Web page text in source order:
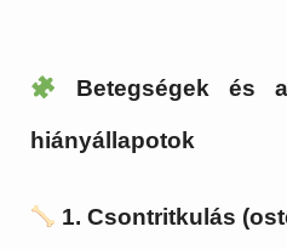
Betegségek és
hiányállapotok
1. Csontritkulás